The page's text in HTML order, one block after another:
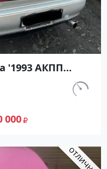
'1993 АКПП
инжектор
Седан по
км.
000